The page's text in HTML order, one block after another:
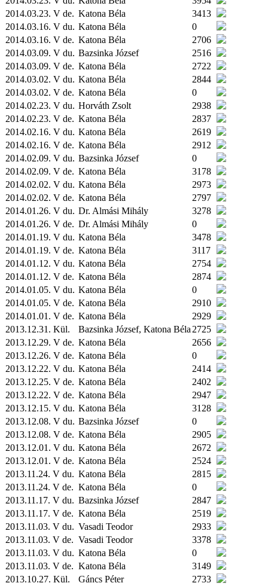
2014.03.23. V de. Katona Béla
3413
2014.03.16. V du. Katona Béla
0
2014.03.16. V de. Katona Béla
2706
2014.03.09. V du. Bazsinka József
2516
2014.03.09. V de. Katona Béla
2722
2014.03.02. V du. Katona Béla
2844
2014.03.02. V de. Katona Béla
0
2014.02.23. V du. Horváth Zsolt
2938
2014.02.23. V de. Katona Béla
2837
2014.02.16. V du. Katona Béla
2619
2014.02.16. V de. Katona Béla
2912
2014.02.09. V du. Bazsinka József
0
2014.02.09. V de. Katona Béla
3178
2014.02.02. V du. Katona Béla
2973
2014.02.02. V de. Katona Béla
2797
2014.01.26. V du. Dr. Almási Mihály
3278
2014.01.26. V de. Dr. Almási Mihály
0
2014.01.19. V du. Katona Béla
3478
2014.01.19. V de. Katona Béla
3117
2014.01.12. V du. Katona Béla
2754
2014.01.12. V de. Katona Béla
2874
2014.01.05. V du. Katona Béla
0
2014.01.05. V de. Katona Béla
2910
2014.01.01. V de. Katona Béla
2929
2013.12.31. Kül. Bazsinka József, Katona Béla 2725
2013.12.29. V de. Katona Béla
2656
2013.12.26. V de. Katona Béla
0
2013.12.22. V du. Katona Béla
2414
2013.12.25. V de. Katona Béla
2402
2013.12.22. V de. Katona Béla
2947
2013.12.15. V du. Katona Béla
3128
2013.12.08. V du. Bazsinka József
0
2013.12.08. V de. Katona Béla
2905
2013.12.01. V du. Katona Béla
2672
2013.12.01. V de. Katona Béla
2524
2013.11.24. V du. Katona Béla
2815
2013.11.24. V de. Katona Béla
0
2013.11.17. V du. Bazsinka József
2847
2013.11.17. V de. Katona Béla
2519
2013.11.03. V du. Vasadi Teodor
2933
2013.11.03. V de. Vasadi Teodor
3378
2013.11.03. V du. Katona Béla
0
2013.11.03. V de. Katona Béla
3149
2013.10.27. Kül. Gáncs Péter 2733